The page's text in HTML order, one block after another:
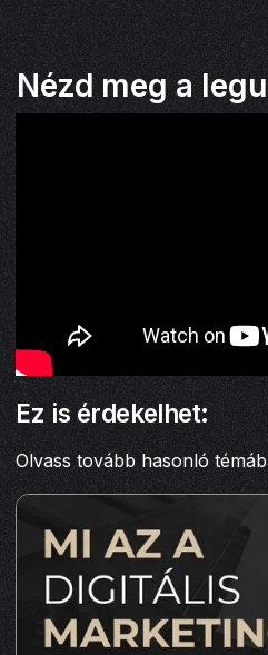
Nézd meg a
Ez is érdekelhet:
Olvass tovább hasonló